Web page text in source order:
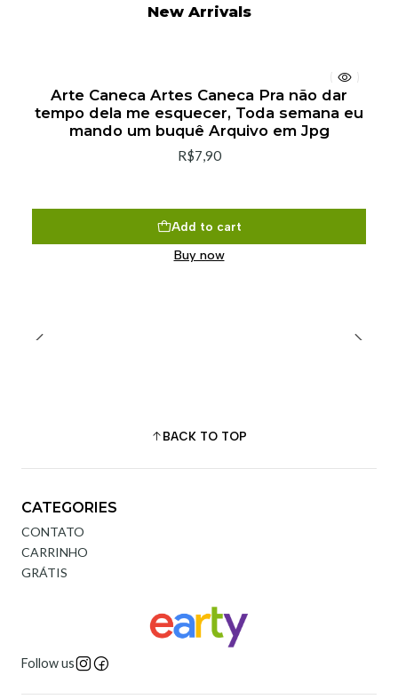
New Arrivals
Arte Caneca Artes Caneca Pra não dar
tempo dela me esquecer, Toda semana eu
mando um buquê Arquivo em Jpg
R$7,90
Add to cart
Buy now
BACK TO TOP
CATEGORIES
CONTATO
CARRINHO
GRÁTIS
Follow us